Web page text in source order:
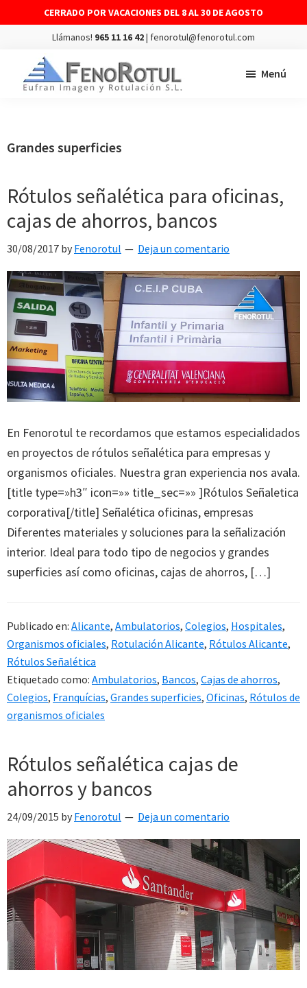
CERRADO POR VACACIONES DEL 8 AL 30 DE AGOSTO
Llámanos! 965 11 16 42| fenorotul@fenorotul.com
montaje
rótulos
y
vinilos
Menú
Grandes superficies
Rótulos señalética para oficinas,
cajas de ahorros, bancos
30/08/2017 by Fenorotul Deja un comentario
En Fenorotul te recordamos que estamos especialidados
en proyectos de rótulos señalética para empresas y
organismos oficiales. Nuestra gran experiencia nos avala.
[title type=»h3″ icon=»» title_sec=»» ]Rótulos Señaletica
corporativa[/title] Señalética oficinas, empresas
Diferentes materiales y soluciones para la señalización
interior. Ideal para todo tipo de negocios y grandes
superficies así como oficinas, cajas de ahorros, […]
Publicado en: Alicante, Ambulatorios, Colegios, Hospitales,
Organismos oficiales, Rotulación Alicante, Rótulos Alicante,
Rótulos Señalética
Etiquetado como: Ambulatorios, Bancos, Cajas de ahorros,
Colegios, Franquícias, Grandes superficies, Oficinas, Rótulos de
organismos oficiales
Rótulos señalética cajas de
ahorros y bancos
24/09/2015 by Fenorotul Deja un comentario